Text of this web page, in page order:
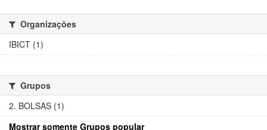
Organizações
IBICT (1)
Grupos
2. BOLSAS (1)
Mostrar somente Grupos popular